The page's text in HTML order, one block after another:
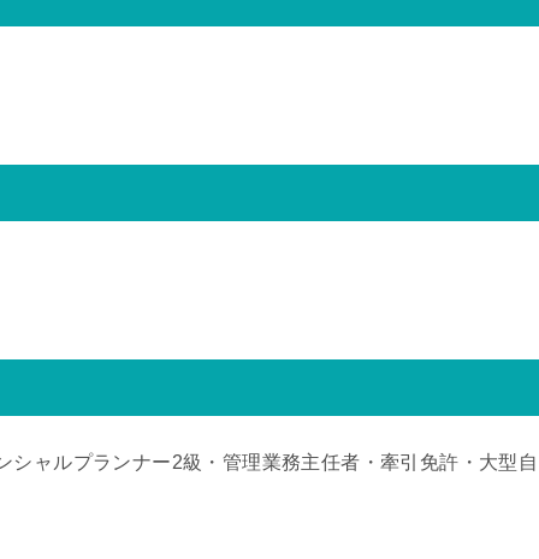
ャルプランナー2級・管理業務主任者・牽引免許・大型自